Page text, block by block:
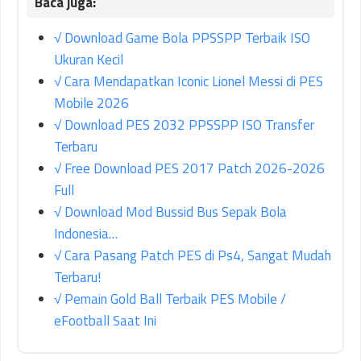
√ Download Game Bola PPSSPP Terbaik ISO
Ukuran Kecil
√ Cara Mendapatkan Iconic Lionel Messi di PES
Mobile 2026
√ Download PES 2032 PPSSPP ISO Transfer
Terbaru
√ Free Download PES 2017 Patch 2026-2026
Full
√ Download Mod Bussid Bus Sepak Bola
Indonesia…
√ Cara Pasang Patch PES di Ps4, Sangat Mudah
Terbaru!
√ Pemain Gold Ball Terbaik PES Mobile /
eFootball Saat Ini